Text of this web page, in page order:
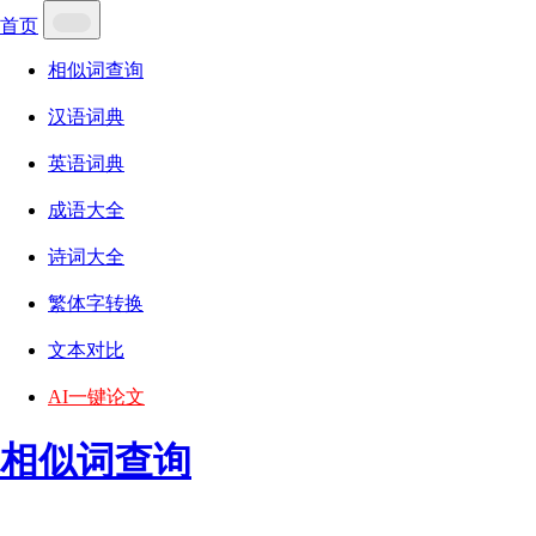
首页
相似词查询
汉语词典
英语词典
成语大全
诗词大全
繁体字转换
文本对比
AI一键论文
相似词查询